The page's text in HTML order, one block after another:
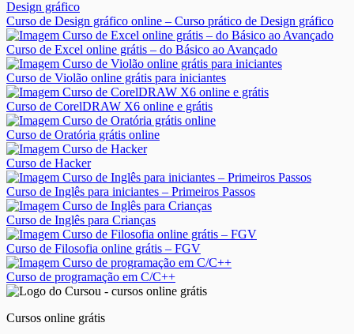
Curso de Design gráfico online – Curso prático de Design gráfico
Curso de Excel online grátis – do Básico ao Avançado
Curso de Violão online grátis para iniciantes
Curso de CorelDRAW X6 online e grátis
Curso de Oratória grátis online
Curso de Hacker
Curso de Inglês para iniciantes – Primeiros Passos
Curso de Inglês para Crianças
Curso de Filosofia online grátis – FGV
Curso de programação em C/C++
Cursos online grátis